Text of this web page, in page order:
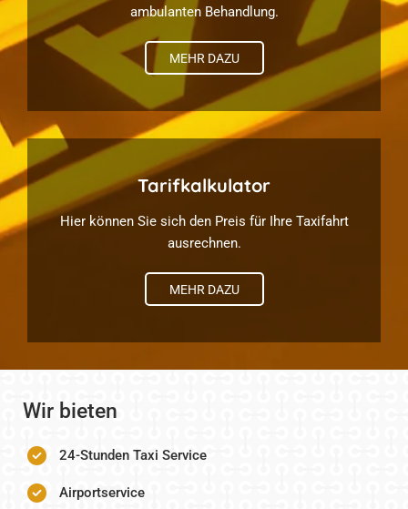
ambulanten Behandlung.
MEHR DAZU
Tarifkalkulator
Hier können Sie sich den Preis für Ihre Taxifahrt
ausrechnen.
MEHR DAZU
Wir bieten
24-Stunden Taxi Service
Airportservice